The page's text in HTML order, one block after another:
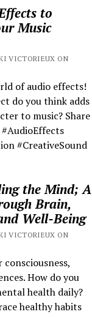
to
Music
VICTORIEUX ON
of audio effects!
do you think adds
to music? Share
#CreativeSound
the Mind; A
Brain,
Well-Being
VICTORIEUX ON
How do you
health daily?
healthy habits